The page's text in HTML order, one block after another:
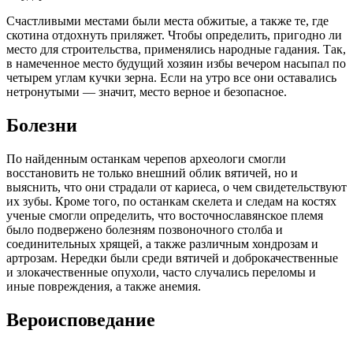
Счастливыми местами были места обжитые, а также те, где
скотина отдохнуть приляжет. Чтобы определить, пригодно ли
место для строительства, применялись народные гадания. Так,
в намеченное место будущий хозяин избы вечером насыпал по
четырем углам кучки зерна. Если на утро все они оставались
нетронутыми — значит, место верное и безопасное.
Болезни
По найденным останкам черепов археологи смогли
восстановить не только внешний облик вятичей, но и
выяснить, что они страдали от кариеса, о чем свидетельствуют
их зубы. Кроме того, по останкам скелета и следам на костях
ученые смогли определить, что восточнославянское племя
было подвержено болезням позвоночного столба и
соединительных хрящей, а также различным хондрозам и
артрозам. Нередки были среди вятичей и доброкачественные
и злокачественные опухоли, часто случались переломы и
иные повреждения, а также анемия.
Вероисповедание